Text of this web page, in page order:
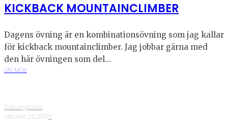
KICKBACK MOUNTAINCLIMBER
Dagens övning är en kombinationsövning som jag kallar
för kickback mountainclimber. Jag jobbar gärna med
den här övningen som del...
LÄS MER!
Träningspass
·oktober 25, 2017·0